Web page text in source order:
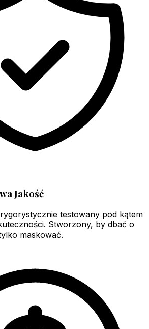
Jakość
testowany pod kątem
Stworzony, by dbać o
maskować.